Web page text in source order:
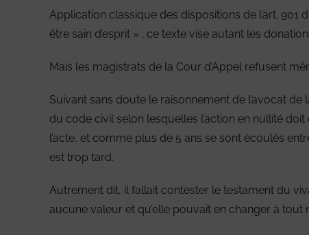
Application classique des dispositions de l’art.
être sain d’esprit » ; ce texte vise autant les
Mais les magistrats de la Cour d’Appel refusent
Suivant sans doute le raisonnement de l’avocat
du code civil selon lesquelles l’action en nullité
l’acte, et comme plus de 5 ans se sont écoulés
est trop tard.
Autrement dit, il fallait contester le testament du
aucune valeur et qu’elle pouvait en changer à